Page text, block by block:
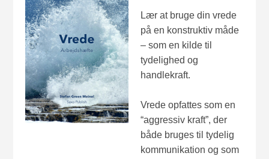
Lær at bruge din vrede
på en konstruktiv måde
– som en kilde til
tydelighed og
handlekraft.
Vrede opfattes som en
“aggressiv kraft”, der
både bruges til tydelig
kommunikation og som